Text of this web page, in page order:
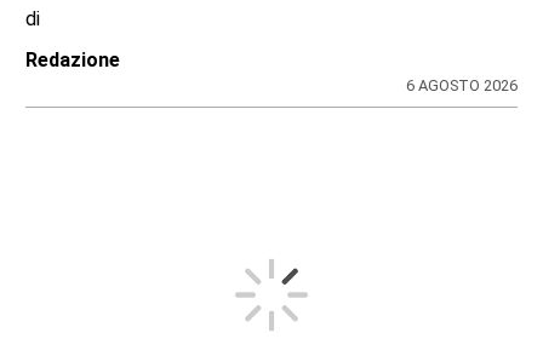
di
Redazione
6 AGOSTO 2026